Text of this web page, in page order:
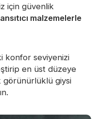
için güvenlik
malzemelerle
konfor seviyenizi
en üst düzeye
görünürlüklü giysi